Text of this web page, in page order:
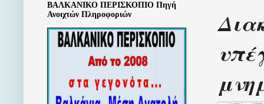
ΒΑΛΚΑΝΙΚΟ ΠΕΡΙΣΚΟΠΙΟ Πηγή
Ανοιχτών Πληροφοριών